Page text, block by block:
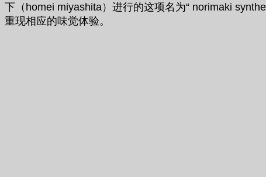
下（homei miyashita）进行的这项名为“ norimaki
重现相应的味觉体验。